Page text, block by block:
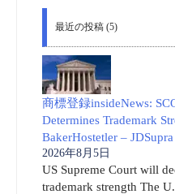
最近の投稿 (5)
商標登録insideNews:
Determines Trademark
BakerHostetler – JDSupra
2026年8月5日
US Supreme Court will
trademark strength The